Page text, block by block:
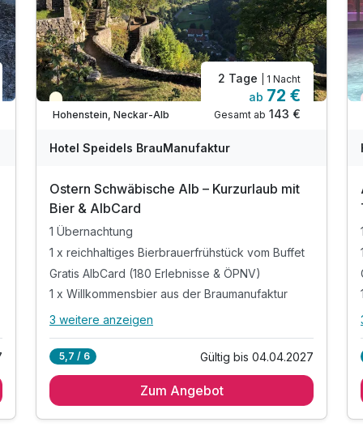
Ausstattung
Zusatznächte
Für 3 Tage p.P. ab320,00 €
Einzelzimmer Komfort
1 Erwachsenen
Saisonal verfügbar
Hohenstein, Neckar-Alb
2 Tage | 1 Nacht
ab 72 €
Gesamt ab 143 €
Hotel Speidels BrauManufaktur
Ostern Schwäbische Alb – Kurzurlaub mit
Bier & AlbCard
1 Übernachtung
1 x reichhaltiges Bierbrauerfrühstück vom Buffet
Gratis AlbCard (180 Erlebnisse & ÖPNV)
1 x Willkommensbier aus der Braumanufaktur
Alle Inklusivleistungen
1 x reichhaltiges Bierbrauerfrühstück vom Buffet
3 weitere anzeigen
5,7 / 6 Gültig bis 04.04.2027
Zum Angebot